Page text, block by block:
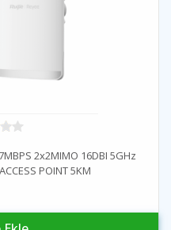
2x2MIMO 16DBI 5GHz
POINT 5KM